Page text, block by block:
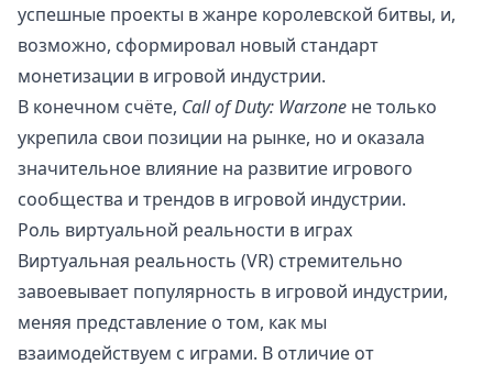
успешные проекты в жанре королевской битвы, и,
возможно, сформировал новый стандарт
монетизации в игровой индустрии.
В конечном счёте, Call of Duty: Warzone не только
укрепила свои позиции на рынке, но и оказала
значительное влияние на развитие игрового
сообщества и трендов в игровой индустрии.
Роль виртуальной реальности в играх
Виртуальная реальность (VR) стремительно
завоевывает популярность в игровой индустрии,
меняя представление о том, как мы
взаимодействуем с играми. В отличие от